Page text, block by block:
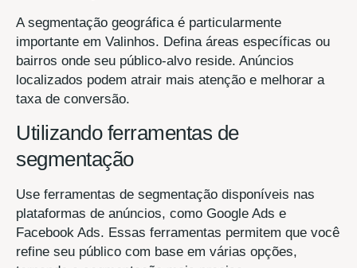
A segmentação geográfica é particularmente
importante em Valinhos. Defina áreas específicas ou
bairros onde seu público-alvo reside. Anúncios
localizados podem atrair mais atenção e melhorar a
taxa de conversão.
Utilizando ferramentas de
segmentação
Use ferramentas de segmentação disponíveis nas
plataformas de anúncios, como Google Ads e
Facebook Ads. Essas ferramentas permitem que você
refine seu público com base em várias opções,